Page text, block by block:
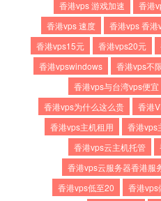
香港vps 游戏加速 香港
香港vps 速度
香港vps 香港
香港vps15元
香港vps20元
香港vpswindows
香港vps不
香港vps与台湾vps便宜
香港vps为什么这么贵
香港
香港vps主机租用
香港vps
香港vps云主机托管
香港vps云服务器香港服
香港vps低至20
香港vps